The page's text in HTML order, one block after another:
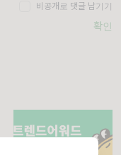
비공개로 댓글 남기기
확인